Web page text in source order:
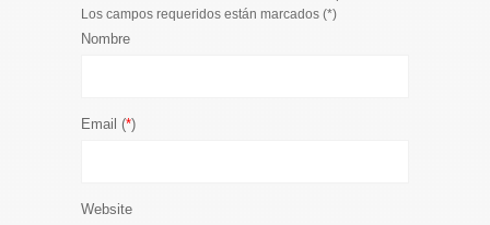
Los campos requeridos están marcados (*)
Nombre
Email (*)
Website